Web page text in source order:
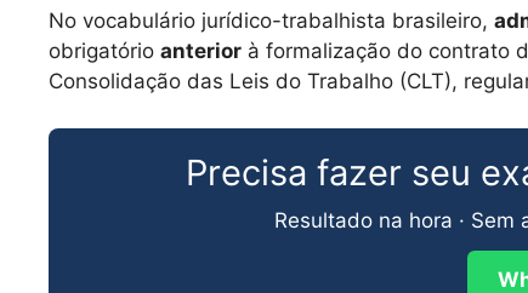
No vocabulário jurídico-trabalhista brasileiro,
obrigatório anterior à formalização do contrato
Consolidação das Leis do Trabalho (CLT),
Precisa fazer seu
Resultado na hora ·